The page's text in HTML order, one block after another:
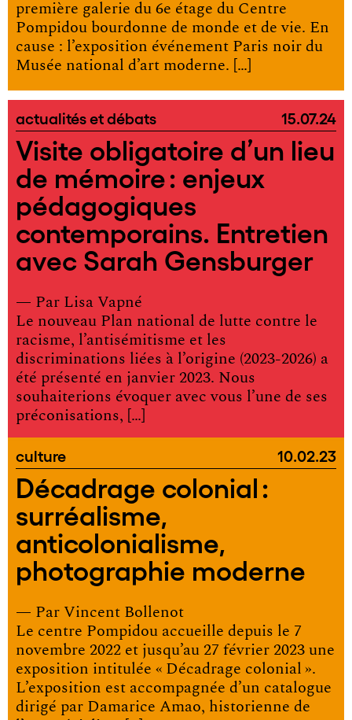
première galerie du 6e étage du Centre
Pompidou bourdonne de monde et de vie. En
cause : l’exposition événement Paris noir du
Musée national d’art moderne. […]
actualités et débats 15.07.24
Visite obligatoire d’un lieu
de mémoire : enjeux
pédagogiques
contemporains. Entretien
avec Sarah Gensburger
— Par Lisa Vapné
Le nouveau Plan national de lutte contre le
racisme, l’antisémitisme et les
discriminations liées à l’origine (2023-2026) a
été présenté en janvier 2023. Nous
souhaiterions évoquer avec vous l’une de ses
préconisations, […]
culture 10.02.23
Décadrage colonial :
surréalisme,
anticolonialisme,
photographie moderne
— Par Vincent Bollenot
Le centre Pompidou accueille depuis le 7
novembre 2022 et jusqu’au 27 février 2023 une
exposition intitulée « Décadrage colonial ».
L’exposition est accompagnée d’un catalogue
dirigé par Damarice Amao, historienne de